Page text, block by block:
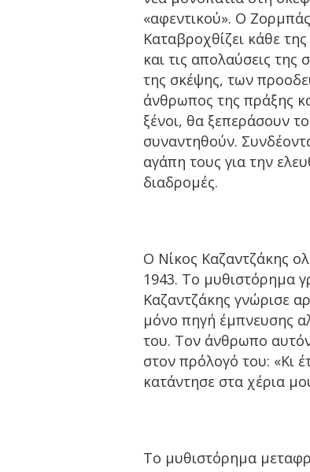
«αφεντικού». Ο
Καταβροχθίζει κάθε
και τις απολαύσεις
της σκέψης, των
άνθρωπος της πράξης
ξένοι, θα ξεπεράσουν
συναντηθούν.
αγάπη τους για την
διαδρομές.
Ο Νίκος Καζαντζάκης
1943. Το μυθιστόρημα
Καζαντζάκης γνώρισε
μόνο πηγή έμπνευσης
του. Τον άνθρωπο
στον πρόλογό του: «Κι
κατάντησε στα χέρια
Το μυθιστόρημα